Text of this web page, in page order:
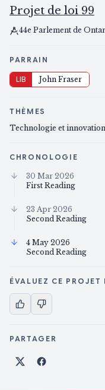
Projet de loi 99
44e Parlement de
PARRAIN
LIB John Fraser
THÈMES
Technologie et innovation
CHRONOLOGIE
30 Mar 2026
First Reading
23 Apr 2026
Second Reading
4 May 2026
Second Reading
ÉVALUEZ CE PROJET
PARTAGER
Partager sur X
Partager sur